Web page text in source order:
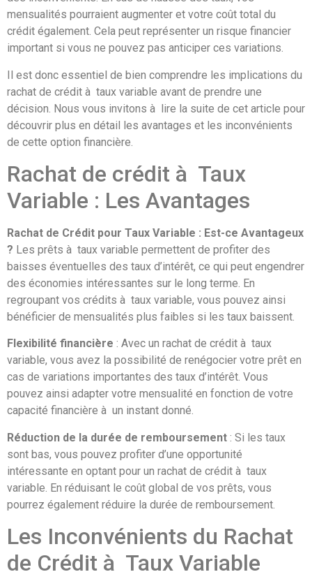
mensualités pourraient augmenter et votre coût total du
crédit également. Cela peut représenter un risque financier
important si vous ne pouvez pas anticiper ces variations.
Il est donc essentiel de bien comprendre les implications du
rachat de crédit à taux variable avant de prendre une
décision. Nous vous invitons à lire la suite de cet article pour
découvrir plus en détail les avantages et les inconvénients
de cette option financière.
Rachat de crédit à Taux
Variable : Les Avantages
Rachat de Crédit pour Taux Variable : Est-ce Avantageux
? Les prêts à taux variable permettent de profiter des
baisses éventuelles des taux d’intérêt, ce qui peut engendrer
des économies intéressantes sur le long terme. En
regroupant vos crédits à taux variable, vous pouvez ainsi
bénéficier de mensualités plus faibles si les taux baissent.
Flexibilité financière : Avec un rachat de crédit à taux
variable, vous avez la possibilité de renégocier votre prêt en
cas de variations importantes des taux d’intérêt. Vous
pouvez ainsi adapter votre mensualité en fonction de votre
capacité financière à un instant donné.
Réduction de la durée de remboursement : Si les taux
sont bas, vous pouvez profiter d’une opportunité
intéressante en optant pour un rachat de crédit à taux
variable. En réduisant le coût global de vos prêts, vous
pourrez également réduire la durée de remboursement.
Les Inconvénients du Rachat
de Crédit à Taux Variable